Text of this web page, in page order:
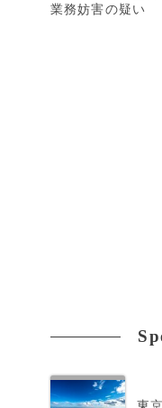
業務妨害の疑い
東